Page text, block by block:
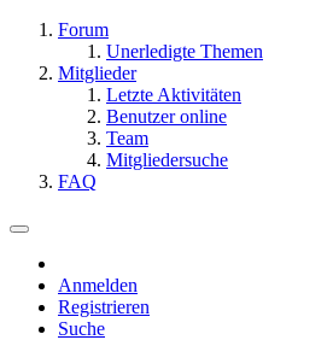
Forum
Unerledigte Themen
Mitglieder
Letzte Aktivitäten
Benutzer online
Team
Mitgliedersuche
FAQ
Anmelden
Registrieren
Suche